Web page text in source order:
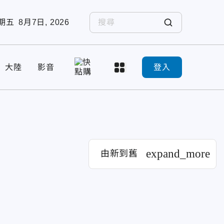
五 8月7日, 2026
大陸 影音 登入
由新到舊 expand_more